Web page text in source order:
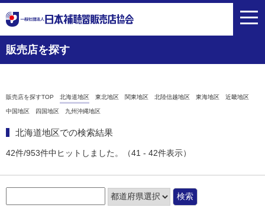
toggle
販売店を探す
販売店を探すTOP 北海道地区 東北地区 関東地区 北陸信越地区 東海地区 近畿地区
中国地区 四国地区 九州沖縄地区
北海道地区での検索結果
42件/953件中ヒットしました。（41 - 42件表示）